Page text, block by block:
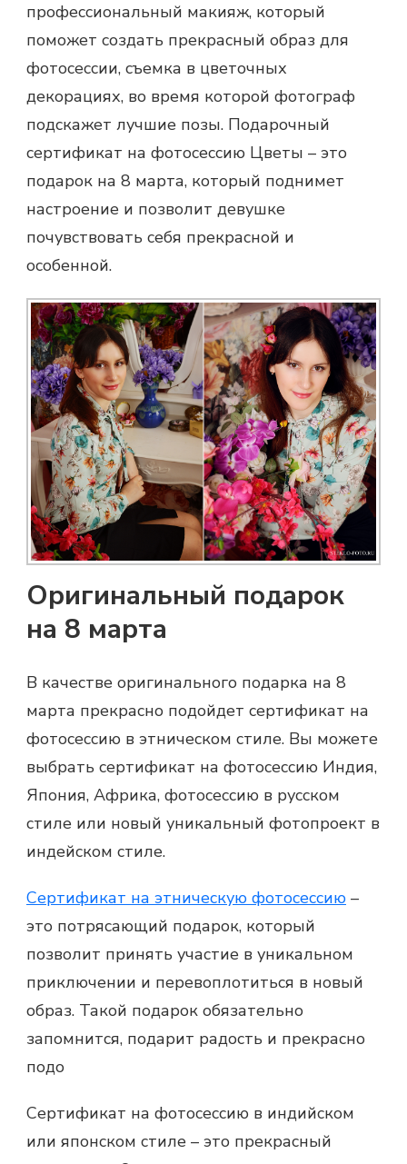
профессиональный макияж, который
поможет создать прекрасный образ для
фотосессии, съемка в цветочных
декорациях, во время которой фотограф
подскажет лучшие позы. Подарочный
сертификат на фотосессию Цветы – это
подарок на 8 марта, который поднимет
настроение и позволит девушке
почувствовать себя прекрасной и
особенной.
Оригинальный подарок
на 8 марта
В качестве оригинального подарка на 8
марта прекрасно подойдет сертификат на
фотосессию в этническом стиле. Вы можете
выбрать сертификат на фотосессию Индия,
Япония, Африка, фотосессию в русском
стиле или новый уникальный фотопроект в
индейском стиле.
Сертификат на этническую фотосессию –
это потрясающий подарок, который
позволит принять участие в уникальном
приключении и перевоплотиться в новый
образ. Такой подарок обязательно
запомнится, подарит радость и прекрасно
подо
Сертификат на фотосессию в индийском
или японском стиле – это прекрасный